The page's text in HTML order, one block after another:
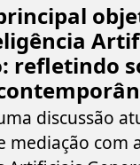
refletindo
discussão
mediação com